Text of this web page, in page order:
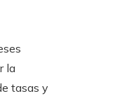
la
tasas y